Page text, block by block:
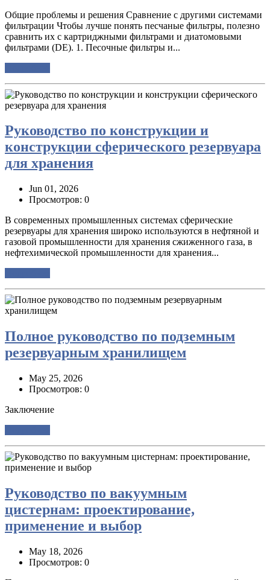
Общие проблемы и решения Сравнение с другими системами
фильтрации Чтобы лучше понять песчаные фильтры, полезно
сравнить их с картриджными фильтрами и диатомовыми
фильтрами (DE). 1. Песочные фильтры и...
Руководство по конструкции и
конструкции сферического резервуара
для хранения
Jun 01, 2026
Просмотров: 0
В современных промышленных системах сферические
резервуары для хранения широко используются в нефтяной и
газовой промышленности для хранения сжиженного газа, в
нефтехимической промышленности для хранения...
Полное руководство по подземным
резервуарным хранилищем
May 25, 2026
Просмотров: 0
Заключение
Руководство по вакуумным
цистернам: проектирование,
применение и выбор
May 18, 2026
Просмотров: 0